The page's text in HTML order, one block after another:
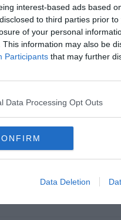
interest-based ads based
to third parties prior
of your personal
This information may also be
Participants that may further
Data Processing Opt Outs
Data Deletion
del sindaco e le azioni
a garantire nemmeno il
prendersi cura dell’oggi. Le
scuole sicure, accoglienti
- conclude il gruppo di
di amministrazione
come quella di Balconevisi.
della comunità".